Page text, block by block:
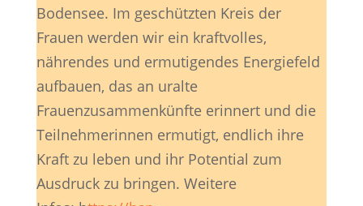
Bodensee. Im geschützten Kreis der
Frauen werden wir ein kraftvolles,
nährendes und ermutigendes Energiefeld
aufbauen, das an uralte
Frauenzusammenkünfte erinnert und die
Teilnehmerinnen ermutigt, endlich ihre
Kraft zu leben und ihr Potential zum
Ausdruck zu bringen. Weitere